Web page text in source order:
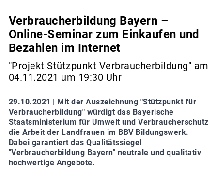
Verbraucherbildung Bayern –
Online-Seminar zum Einkaufen und
Bezahlen im Internet
"Projekt Stützpunkt Verbraucherbildung" am
04.11.2021 um 19:30 Uhr
29.10.2021 | Mit der Auszeichnung "Stützpunkt für
Verbraucherbildung" würdigt das Bayerische
Staatsministerium für Umwelt und Verbraucherschutz
die Arbeit der Landfrauen im BBV Bildungswerk.
Dabei garantiert das Qualitätssiegel
"Verbraucherbildung Bayern" neutrale und qualitativ
hochwertige Angebote.